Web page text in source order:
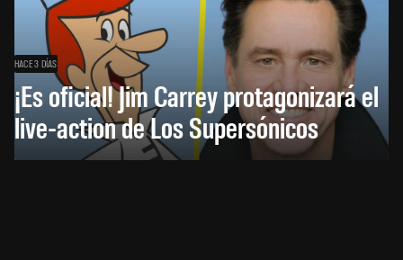
HACE 3 DÍAS
¡Es oficial! Jim Carrey protagonizará el
live-action de Los Supersónicos